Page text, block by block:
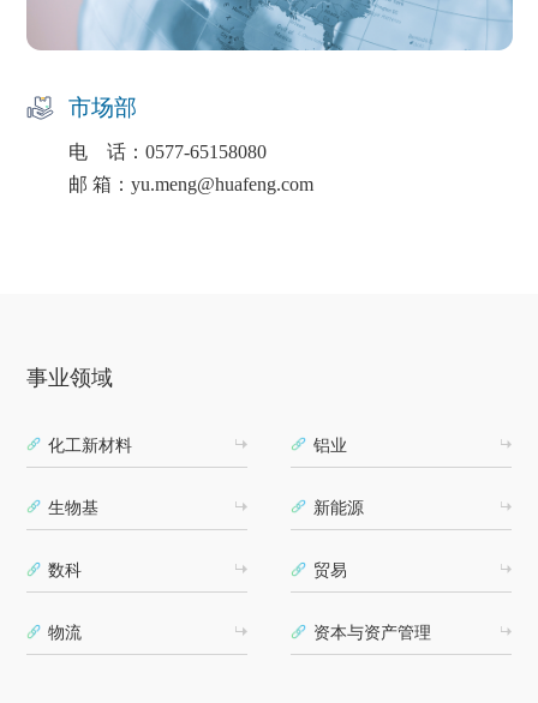
市场部
电 话：0577-65158080
邮 箱：yu.meng@huafeng.com
事业领域
化工新材料 铝业
生物基 新能源
数科 贸易
物流 资本与资产管理